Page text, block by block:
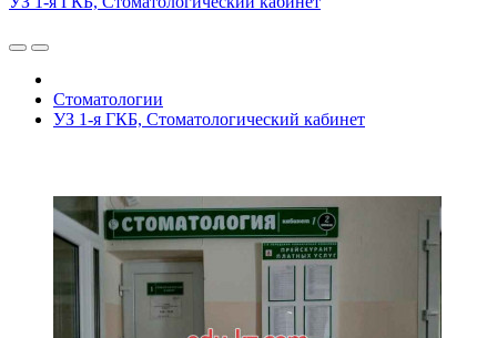
Стоматологии
УЗ 1-я ГКБ, Стоматологический кабинет